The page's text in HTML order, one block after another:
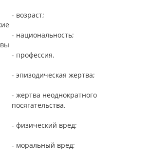
- возраст;
- национальность;
- профессия.
- эпизодическая жертва;
- жертва неоднократного
посягательства.
- физический вред;
- моральный вред;